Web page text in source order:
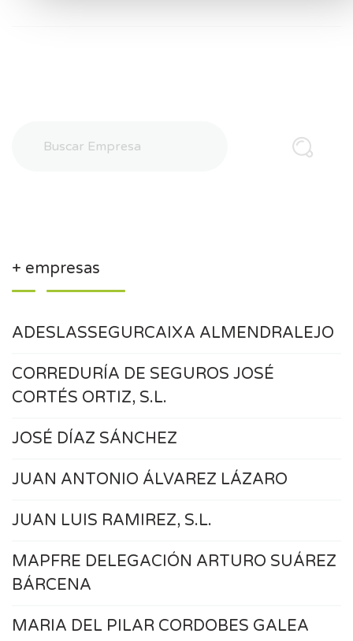
+ empresas
ADESLASSEGURCAIXA ALMENDRALEJO
CORREDURÍA DE SEGUROS JOSÉ
CORTÉS ORTIZ, S.L.
JOSÉ DÍAZ SÁNCHEZ
JUAN ANTONIO ÁLVAREZ LÁZARO
JUAN LUIS RAMIREZ, S.L.
MAPFRE DELEGACIÓN ARTURO SUÁREZ
BÁRCENA
MARIA DEL PILAR CORDOBES GALEA